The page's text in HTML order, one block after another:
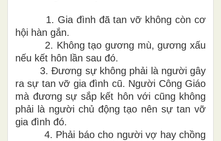
1. Gia đình đã tan vỡ không còn cơ
hội hàn gắn.
2. Không tạo gương mù, gương xấu
nếu kết hôn lần sau đó.
3.Đương sự không phải là người gây
ra sự tan vỡ gia đình cũ. Người Công Giáo
mà đương sự sắp kết hôn với cũng không
phải là người chủ động tạo nên sựtan vỡ
gia đình đó.
4. Phải báo cho người vợ haychồng